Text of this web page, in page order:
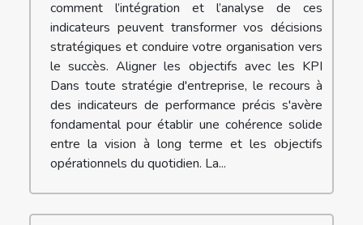
comment l’intégration et l’analyse de ces
indicateurs peuvent transformer vos décisions
stratégiques et conduire votre organisation vers
le succès. Aligner les objectifs avec les KPI
Dans toute stratégie d'entreprise, le recours à
des indicateurs de performance précis s'avère
fondamental pour établir une cohérence solide
entre la vision à long terme et les objectifs
opérationnels du quotidien. La...